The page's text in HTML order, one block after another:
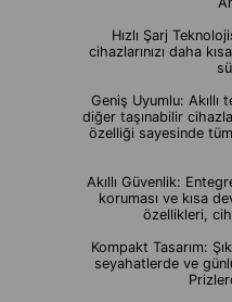
Hızlı Şarj
cihazlarınızı daha
Geniş Uyumlu: Akıllı
diğer taşınabilir
özelliği sayesinde tüm
Akıllı Güvenlik:
koruması ve kısa
özellikleri,
Kompakt Tasarım:
seyahatlerde ve